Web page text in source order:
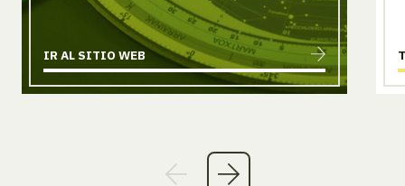
IR AL SITIO WEB